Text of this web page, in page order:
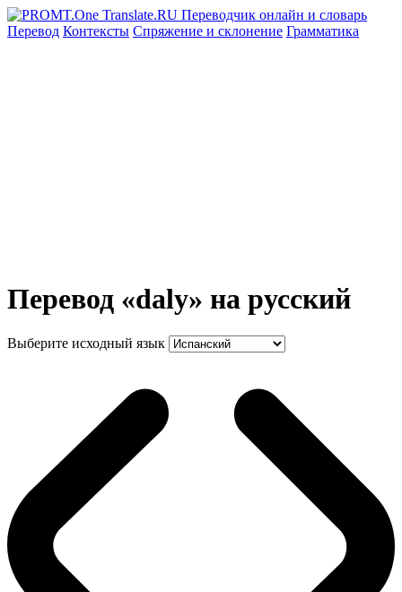
Перевод Контексты Спряжение и склонение Грамматика
Перевод «daly» на русский
Выберите исходный язык